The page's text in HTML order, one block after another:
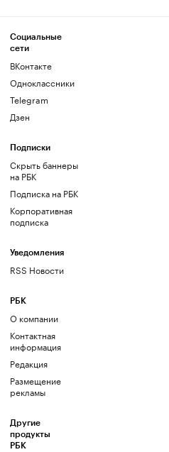
Социальные
сети
ВКонтакте
Одноклассники
Telegram
Дзен
Подписки
Скрыть баннеры
на РБК
Подписка на РБК
Корпоративная
подписка
Уведомления
RSS Новости
РБК
О компании
Контактная
информация
Редакция
Размещение
рекламы
Другие
продукты
РБК